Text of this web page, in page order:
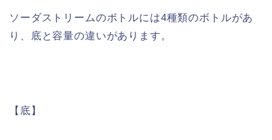
ソーダストリームのボトルには4種類のボトルがあ
り、底と容量の違いがあります。
【底】